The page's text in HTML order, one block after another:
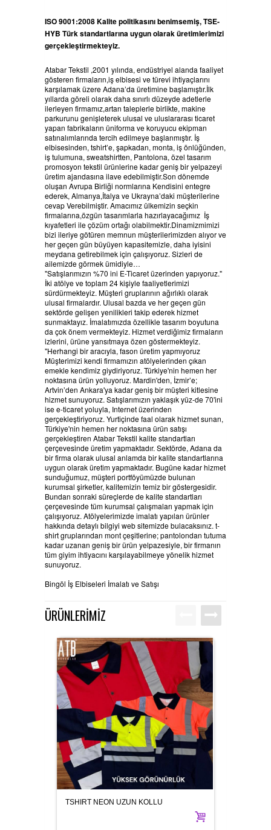
ISO 9001:2008 Kalite politikasını benimsemiş, TSE-
HYB Türk standartlarına uygun olarak üretimlerimizi
gerçekleştirmekteyiz.
Atabar Tekstil ,2001 yılında, endüstriyel alanda faaliyet
gösteren firmaların,iş elbisesi ve türevi ihtiyaçlarını
karşılamak üzere Adana’da üretimine başlamıştır.İlk
yıllarda göreli olarak daha sınırlı düzeyde adetlerle
ilerleyen firmamız,artan taleplerle birlikte, makine
parkurunu genişleterek ulusal ve uluslararası ticaret
yapan fabrikaların üniforma ve koruyucu ekipman
satınalımlarında tercih edilmeye başlanmıştır. İş
elbisesinden, tshirt’e, şapkadan, monta, iş önlüğünden,
iş tulumuna, sweatshirtten, Pantolona, özel tasarım
promosyon tekstil ürünlerine kadar geniş bir yelpazeyi
üretim ajandasına ilave edebilmiştir.Son dönemde
oluşan Avrupa Birliği normlarına Kendisini entegre
ederek, Almanya,İtalya ve Ukrayna’daki müşterilerine
cevap Verebilmiştir. Amacımız ülkemizin seçkin
firmalarına,özgün tasarımlarla hazırlayacağımız İş
kıyafetleri ile çözüm ortağı olabilmektir.Dinamizmimizi
bizi ileriye götüren memnun müşterilerimizden alıyor ve
her geçen gün büyüyen kapasitemizle, daha iyisini
meydana getirebilmek için çalışıyoruz. Sizleri de
ailemizde görmek ümidiyle…
"Satışlarımızın %70 ini E-Ticaret üzerinden yapıyoruz."
İki atölye ve toplam 24 kişiyle faaliyetlerimizi
sürdürmekteyiz. Müşteri gruplarının ağırlıklı olarak
ulusal firmalardır. Ulusal bazda ve her geçen gün
sektörde gelişen yenilikleri takip ederek hizmet
sunmaktayız. İmalatımızda özellikle tasarım boyutuna
da çok önem vermekteyiz. Hizmet verdiğimiz firmaların
izlerini, ürüne yansıtmaya özen göstermekteyiz.
"Herhangi bir aracıyla, fason üretim yapmıyoruz
Müşterimizi kendi firmamızın atölyelerinden çıkan
emekle kendimiz giydiriyoruz. Türkiye'nin hemen her
noktasına ürün yolluyoruz. Mardin'den, İzmir’e;
Artvin’den Ankara'ya kadar geniş bir müşteri kitlesine
hizmet sunuyoruz. Satışlarımızın yaklaşık yüz-de 70'ini
ise e-ticaret yoluyla, Internet üzerinden
gerçekleştiriyoruz. Yurtiçinde faal olarak hizmet sunan,
Türkiye'nin hemen her noktasına ürün satışı
gerçekleştiren Atabar Tekstil kalite standartları
çerçevesinde üretim yapmaktadır. Sektörde, Adana da
bir firma olarak ulusal anlamda bir kalite standartlarına
uygun olarak üretim yapmaktadır. Bugüne kadar hizmet
sunduğumuz, müşteri portföyümüzde bulunan
kurumsal şirketler, kalitemizin temiz bir göstergesidir.
Bundan sonraki süreçlerde de kalite standartları
çerçevesinde tüm kurumsal çalışmaları yapmak için
çalışıyoruz. Atölyelerimizde imalatı yapılan ürünler
hakkında detaylı bilgiyi web sitemizde bulacaksınız. t-
shirt gruplarından mont çeşitlerine; pantolondan tutuma
kadar uzanan geniş bir ürün yelpazesiyle, bir firmanın
tüm giyim ihtiyacını karşılayabilmeye yönelik hizmet
sunuyoruz.
Bingöl İş Elbiseleri İmalatı ve Satışı
ÜRÜNLERİMİZ
TSHIRT NEON UZUN KOLLU